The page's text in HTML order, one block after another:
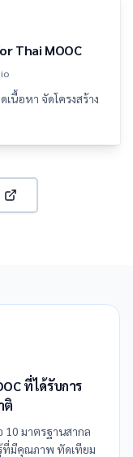
Thai MOOC
นื้อหา จัดโครงสร้าง
ที่ได้รับการ
ติ
มาตรฐานสากล
ที่มีคุณภาพ ทัดเทียม